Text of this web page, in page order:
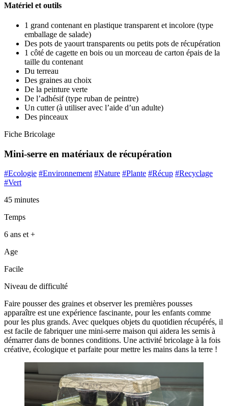
Matériel et outils
1 grand contenant en plastique transparent et incolore (type
emballage de salade)
Des pots de yaourt transparents ou petits pots de récupération
1 côté de cagette en bois ou un morceau de carton épais de la
taille du contenant
Du terreau
Des graines au choix
De la peinture verte
De l’adhésif (type ruban de peintre)
Un cutter (à utiliser avec l’aide d’un adulte)
Des pinceaux
Fiche Bricolage
Mini-serre en matériaux de récupération
#Ecologie #Environnement #Nature #Plante #Récup #Recyclage
#Vert
45 minutes
Temps
6 ans et +
Age
Facile
Niveau de difficulté
Faire pousser des graines et observer les premières pousses
apparaître est une expérience fascinante, pour les enfants comme
pour les plus grands. Avec quelques objets du quotidien récupérés, il
est facile de fabriquer une mini-serre maison qui aidera les semis à
démarrer dans de bonnes conditions. Une activité bricolage à la fois
créative, écologique et parfaite pour mettre les mains dans la terre !